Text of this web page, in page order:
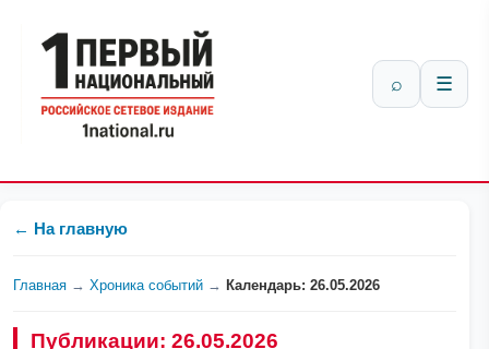
⌕ ☰
← На главную
Главная → Хроника событий → Календарь: 26.05.2026
Публикации: 26.05.2026